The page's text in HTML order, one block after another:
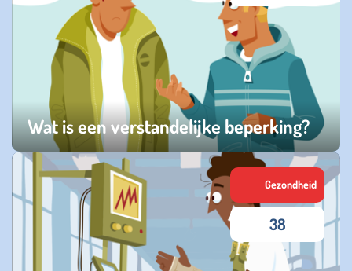
Wat is een verstandelijke beperking?
woensdag 24 juni 2026
Gezondheid
38